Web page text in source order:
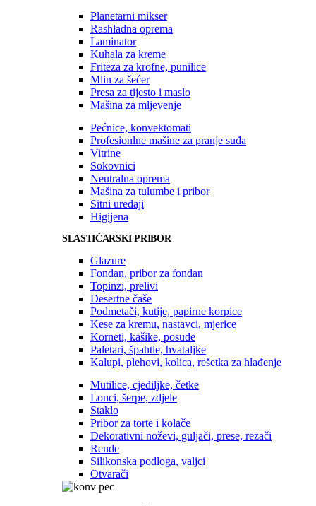
Planetarni mikser
Rashladna oprema
Laminator
Kuhala za kreme
Friteza za krofne, punilice
Mlin za šećer
Presa za tijesto i maslo
Mašina za mljevenje
Pećnice, konvektomati
Profesionlne mašine za pranje suđa
Vitrine
Sokovnici
Neutralna oprema
Mašina za tulumbe i pribor
Sitni uređaji
Higijena
SLASTIČARSKI PRIBOR
Glazure
Fondan, pribor za fondan
Topinzi, prelivi
Desertne čaše
Podmetači, kutije, papirne korpice
Kese za kremu, nastavci, mjerice
Korneti, kašike, posude
Paletari, špahtle, hvataljke
Kalupi, plehovi, kolica, rešetka za hlađenje
Mutilice, cjediljke, četke
Lonci, šerpe, zdjele
Staklo
Pribor za torte i kolače
Dekorativni noževi, guljači, prese, rezači
Rende
Silikonska podloga, valjci
Otvarači